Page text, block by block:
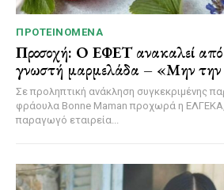
ΠΡΟΤΕΙΝΌΜΕΝΑ
Προσοχή: Ο ΕΦΕΤ ανακαλεί από
γνωστή μαρμελάδα – «Μην την
Σε προληπτική ανάκληση συγκεκριμένης
φράουλα Bonne Maman προχωρά η ΕΛΓΕΚΑ,
παραγωγό εταιρεία...